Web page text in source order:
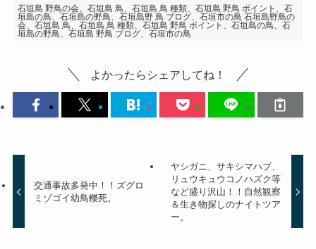
石垣島 野鳥の会、石垣島 鳥、石垣島 鳥 種類、石垣島 野鳥 ポイント、石
垣島の鳥、石垣島の野鳥、石垣島野 鳥 ブログ、石垣市の鳥 石垣島野鳥の
会、石垣島 鳥、石垣島 鳥 種類、石垣島 野鳥 ポイント、石垣島の鳥、石
垣島の野鳥、石垣島 野鳥 ブログ、石垣市の鳥
よかったらシェアしてね！
交通事故多発中！！ズグロ
ミゾゴイ幼鳥轢死。
ヤシガニ、サキシマハブ、
リュウキュウコノハズク等
など盛り沢山！！自然観察
＆生き物探しのナイトツア
ー。